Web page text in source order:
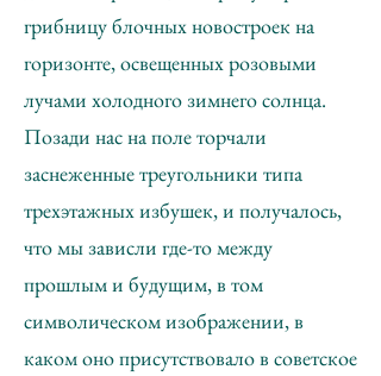
грибницу блочных новостроек на
горизонте, освещенных розовыми
лучами холодного зимнего солнца.
Позади нас на поле торчали
заснеженные треугольники типа
трехэтажных избушек, и получалось,
что мы зависли где-то между
прошлым и будущим, в том
символическом изображении, в
каком оно присутствовало в советское